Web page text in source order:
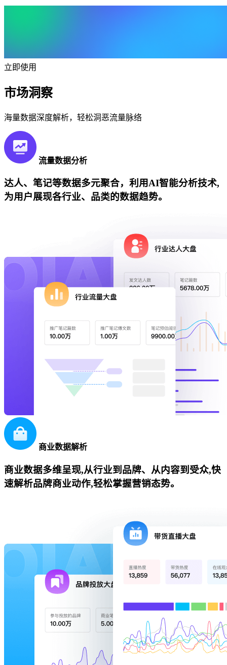
立即使用
市场洞察
海量数据深度解析，轻松洞恶流量脉络
流量数据分析
达人、笔记等数据多元聚合，利用AI智能分析技术,
为用户展现各行业、品类的数据趋势。
商业数据解析
商业数据多维呈现,从行业到品牌、从内容到受众,快
速解析品牌商业动作,轻松掌握营销态势。